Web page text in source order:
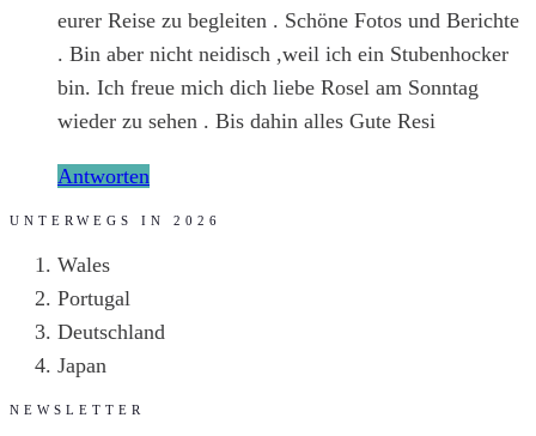
eurer Reise zu begleiten . Schöne Fotos und Berichte
. Bin aber nicht neidisch ,weil ich ein Stubenhocker
bin. Ich freue mich dich liebe Rosel am Sonntag
wieder zu sehen . Bis dahin alles Gute Resi
Antworten
UNTERWEGS IN 2026
Wales
Portugal
Deutschland
Japan
NEWSLETTER